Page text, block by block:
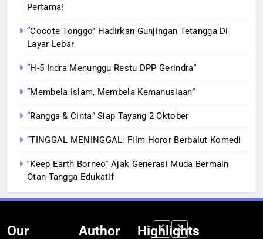
Pertama!
“Cocote Tonggo” Hadirkan Gunjingan Tetangga Di
Layar Lebar
“H-5 Indra Menunggu Restu DPP Gerindra”
“Membela Islam, Membela Kemanusiaan”
“Rangga & Cinta” Siap Tayang 2 Oktober
“TINGGAL MENINGGAL: Film Horor Berbalut Komedi
‟Keep Earth Borneo” Ajak Generasi Muda Bermain
Otan Tangga Edukatif
Our
Author
Highlights